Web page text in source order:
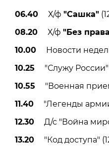
06.40 Х/ф "Сашка"
08.20 Х/ф "Без
10.00 Новости
10.25 "Служу России"
10.55 "Военная
11.40 "Легенды
12.30 Д/с "Война
13.20 "Код доступа"